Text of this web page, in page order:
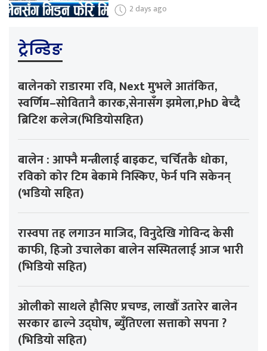
2 days ago
ट्रेन्डिङ
बालेनको राडारमा रवि, Next मुभले आतंकित,
स्वर्णिम–सोवितानै कारक,सेनासँग झमेला,PhD बेच्दै
ब्रिटिश कलेज(भिडियोसहित)
बालेन : आफ्नै मन्त्रीलाई बाइकट, चर्चितकै धोका,
रविको कोर टिम बेकामे निस्किए, फेर्न पनि सकेनन्
(भडियो सहित)
रास्वपा तह लगाउन माजिद, विनुदेखि गोविन्द केसी
काफी, हिजो उचालेका बालेन सस्मितलाई आज भारी
(भिडियो सहित)
ओलीको साथले हौसिए प्रचण्ड, लाखौँ उतारेर बालेन
सरकार ढाल्ने उद्घोष, ब्युँतिएला सत्ताको सपना ?
(भिडियो सहित)